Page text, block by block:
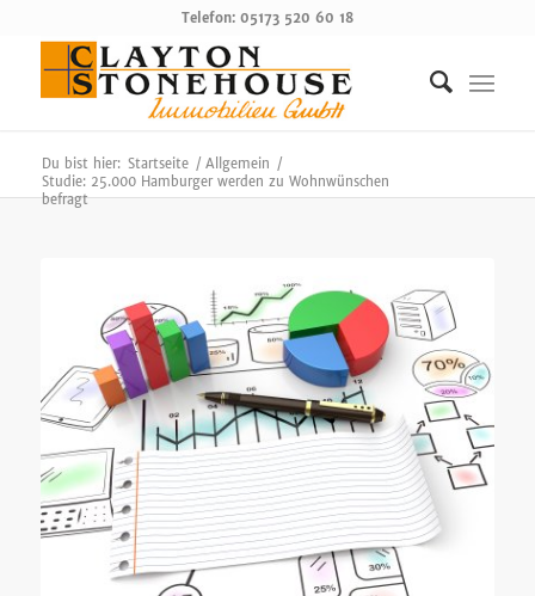
Telefon: 05173 520 60 18
Du bist hier: Startseite / Allgemein /
Studie: 25.000 Hamburger werden zu Wohnwünschen
befragt